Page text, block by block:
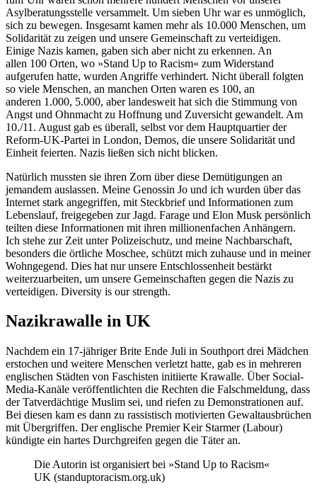
Asylberatungsstelle versammelt. Um sieben Uhr war es unmöglich,
sich zu bewegen. Insgesamt kamen mehr als 10.000 Menschen, um
Solidarität zu zeigen und unsere Gemeinschaft zu verteidigen.
Einige Nazis kamen, gaben sich aber nicht zu erkennen. An
allen 100 Orten, wo »Stand Up to Racism« zum Widerstand
aufgerufen hatte, wurden Angriffe verhindert. Nicht überall folgten
so viele Menschen, an manchen Orten waren es 100, an
anderen 1.000, 5.000, aber landesweit hat sich die Stimmung von
Angst und Ohnmacht zu Hoffnung und Zuversicht gewandelt. Am
10./11. August gab es überall, selbst vor dem Hauptquartier der
Reform-UK-Partei in London, Demos, die unsere Solidarität und
Einheit feierten. Nazis ließen sich nicht blicken.
Natürlich mussten sie ihren Zorn über diese Demütigungen an
jemandem auslassen. Meine Genossin Jo und ich wurden über das
Internet stark angegriffen, mit Steckbrief und Informationen zum
Lebenslauf, freigegeben zur Jagd. Farage und Elon Musk persönlich
teilten diese Informationen mit ihren millionenfachen Anhängern.
Ich stehe zur Zeit unter Polizeischutz, und meine Nachbarschaft,
besonders die örtliche Moschee, schützt mich zuhause und in meiner
Wohngegend. Dies hat nur unsere Entschlossenheit bestärkt
weiterzuarbeiten, um unsere Gemeinschaften gegen die Nazis zu
verteidigen. Diversity is our strength.
Nazikrawalle in UK
Nachdem ein 17-jähriger Brite Ende Juli in Southport drei Mädchen
erstochen und weitere Menschen verletzt hatte, gab es in mehreren
englischen Städten von Faschisten initiierte Krawalle. Über Social-
Media-Kanäle veröffentlichten die Rechten die Falschmeldung, dass
der Tatverdächtige Muslim sei, und riefen zu Demonstrationen auf.
Bei diesen kam es dann zu rassistisch motivierten Gewaltausbrüchen
mit Übergriffen. Der englische Premier Keir Starmer (Labour)
kündigte ein hartes Durchgreifen gegen die Täter an.
Die Autorin ist organisiert bei »Stand Up to Racism«
UK (standuptoracism.org.uk)